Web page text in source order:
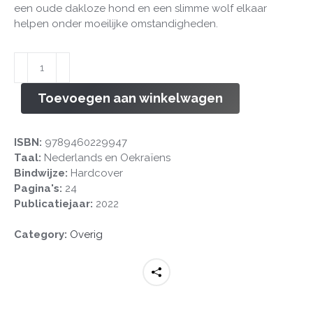
een oude dakloze hond en een slimme wolf elkaar
helpen onder moeilijke omstandigheden.
Toevoegen aan winkelwagen
ISBN: 9789460229947
Taal: Nederlands en Oekraïens
Bindwijze: Hardcover
Pagina's: 24
Publicatiejaar: 2022
Category: Overig